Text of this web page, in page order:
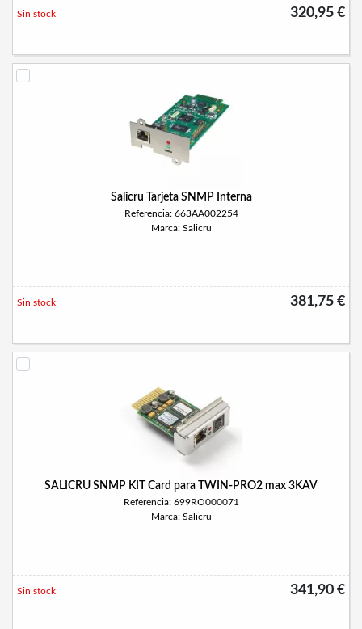
320,95 €
Sin stock
Salicru Tarjeta SNMP Interna
Referencia: 663AA002254
Marca: Salicru
381,75 €
Sin stock
SALICRU SNMP KIT Card para TWIN-PRO2 max 3KAV
Referencia: 699RO000071
Marca: Salicru
341,90 €
Sin stock